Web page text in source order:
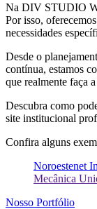
Na DIV STUDIO
Por isso,
necessidades
Desde o
contínua, estamos
que realmente faça
Descubra como
site institucional
Confira alguns
Noroestenet
Mecânica
Nosso Portfólio